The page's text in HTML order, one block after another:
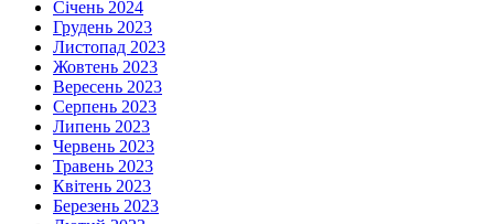
Січень 2024
Грудень 2023
Листопад 2023
Жовтень 2023
Вересень 2023
Серпень 2023
Липень 2023
Червень 2023
Травень 2023
Квітень 2023
Березень 2023